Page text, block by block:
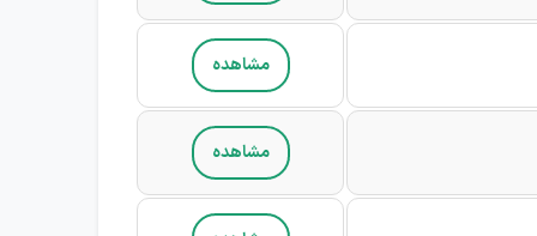
مشاهده
مشاهده